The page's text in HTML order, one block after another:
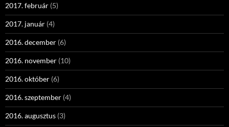
2017. február (5)
2017. január (4)
2016. december (6)
2016. november (10)
2016. október (6)
2016. szeptember (4)
2016. augusztus (3)